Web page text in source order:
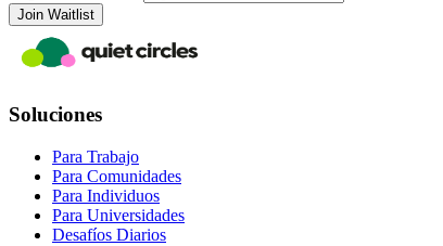
Join Waitlist
Soluciones
Para Trabajo
Para Comunidades
Para Individuos
Para Universidades
Desafíos Diarios